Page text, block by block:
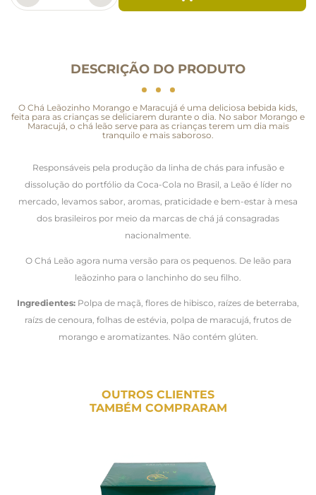
DESCRIÇÃO DO PRODUTO
O Chá Leãozinho Morango e Maracujá é uma deliciosa bebida kids,
feita para as crianças se deliciarem durante o dia. No sabor Morango e
Maracujá, o chá leão serve para as crianças terem um dia mais
tranquilo e mais saboroso.
Responsáveis pela produção da linha de chás para infusão e
dissolução do portfólio da Coca-Cola no Brasil, a Leão é líder no
mercado, levamos sabor, aromas, praticidade e bem-estar à mesa
dos brasileiros por meio da marcas de chá já consagradas
nacionalmente.
O Chá Leão agora numa versão para os pequenos. De leão para
leãozinho para o lanchinho do seu filho.
Ingredientes: Polpa de maçã, flores de hibisco, raízes de beterraba,
raízs de cenoura, folhas de estévia, polpa de maracujá, frutos de
morango e aromatizantes. Não contém glúten.
OUTROS CLIENTES
TAMBÉM COMPRARAM